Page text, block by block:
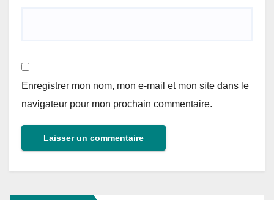
Enregistrer mon nom, mon e-mail et mon site dans le
navigateur pour mon prochain commentaire.